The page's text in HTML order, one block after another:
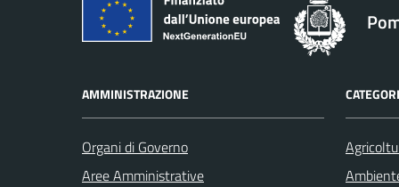
AMMINISTRAZIONE
Organi di Governo
Aree Amministrative